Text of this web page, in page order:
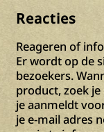
Reacties
Reageren of
Er wordt op de
bezoekers.
product, zoek
je aanmeldt
je e-mail adres